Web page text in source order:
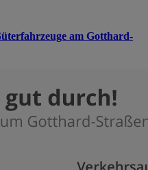
am Gotthard-